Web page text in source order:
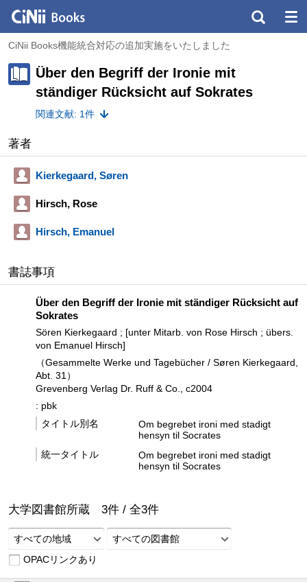
CiNii Books機能統合対応の追加実施をいたしました
Über den Begriff der Ironie mit
ständiger Rücksicht auf Sokrates
関連文献: 1件
著者
Kierkegaard, Søren
Hirsch, Rose
Hirsch, Emanuel
書誌事項
Über den Begriff der Ironie mit ständiger Rücksicht auf
Sokrates
Sören Kierkegaard ; [unter Mitarb. von Rose Hirsch ; übers.
von Emanuel Hirsch]
（Gesammelte Werke und Tagebücher / Søren Kierkegaard,
Abt. 31）
Grevenberg Verlag Dr. Ruff & Co., c2004
: pbk
タイトル別名
Om begrebet ironi med stadigt
hensyn til Socrates
統一タイトル
Om begrebet ironi med stadigt
hensyn til Socrates
大学図書館所蔵 3件 / 全3件
すべての地域
すべての図書館
OPACリンクあり